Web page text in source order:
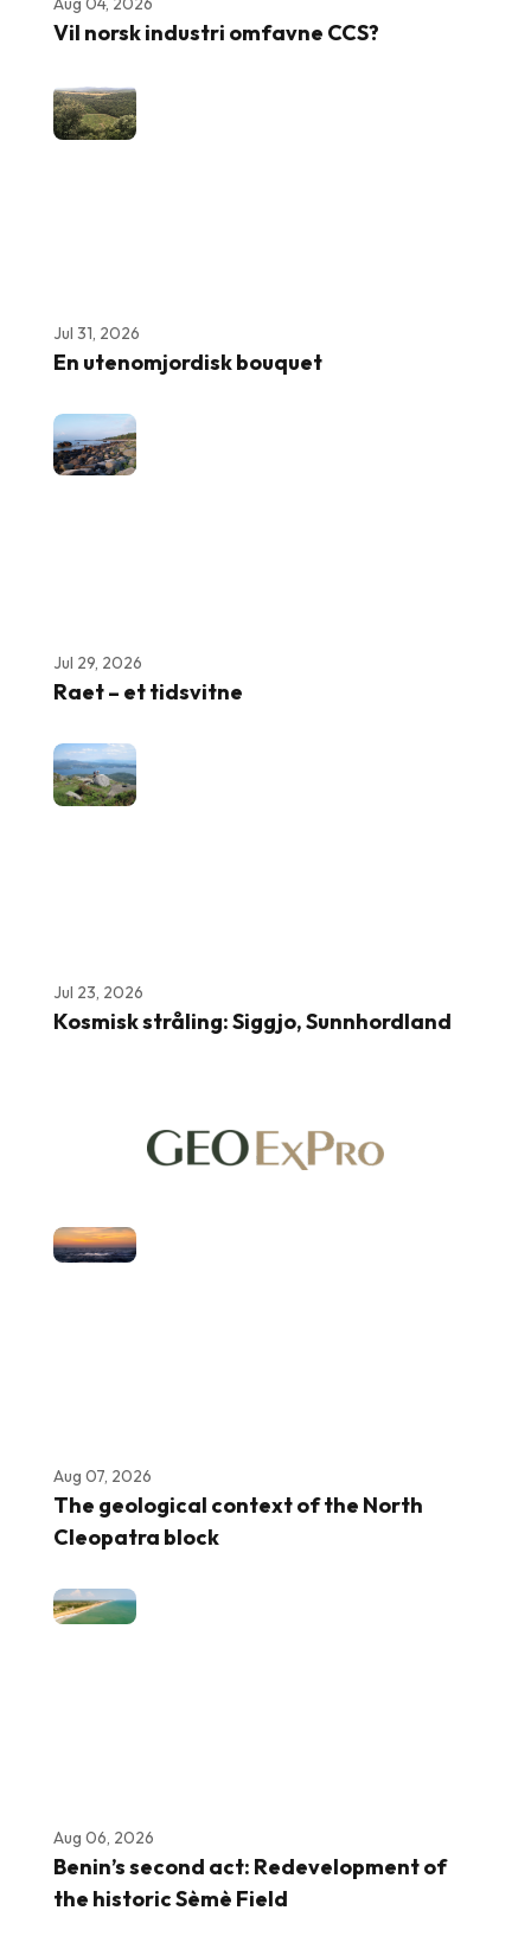
Vil norsk industri omfavne CCS?
Jul 31, 2026
En utenomjordisk bouquet
Jul 29, 2026
Raet – et tidsvitne
Jul 23, 2026
Kosmisk stråling: Siggjo, Sunnhordland
Aug 07, 2026
The geological context of the North
Cleopatra block
Aug 06, 2026
Benin’s second act: Redevelopment of
the historic Sèmè Field